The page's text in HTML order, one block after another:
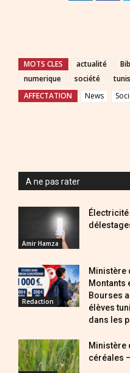
MOTS CLES actualité
numerique
société
AFFECTATION
News
A ne pas rater
Amir Hamza
Électricité
Redaction
Ministère
Montants
Bourses
élèves
dans les
Ministère
céréales